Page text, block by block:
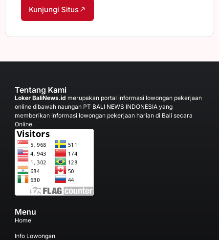
Kunjungi Situs
Tentang Kami
Loker BaliNews.id merupakan portal informasi lowongan pekerjaan
online dibawah naungan PT BALI NEWS INDONESIA yang
memberikan informasi lowongan pekerjaan harian di Bali secara
Online.
Menu
Home
Info Lowongan